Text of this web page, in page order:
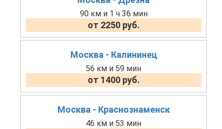
90 км и 1 ч 36 мин
от 2250 руб.
Москва - Калининец
56 км и 59 мин
от 1400 руб.
Москва - Краснознаменск
46 км и 53 мин